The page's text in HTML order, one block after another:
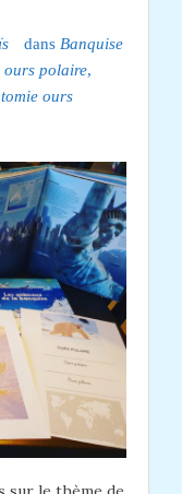
dans Banquise
ours polaire,
ours